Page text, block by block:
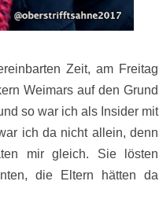
Zeit, am Freitag
Weimars auf den Grund
so war ich als Insider mit
ich da nicht allein, denn
mir gleich. Sie lösten
die Eltern hätten da